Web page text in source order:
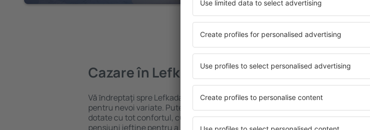
Vedeţi mai multe oferte în
Cazare în Lefkada
Vă ȋndreptaţi spre Lefkada? Găsiți cazare pentru fiecare buget şi
pentru nevoi variate. Puteți beneficia de proprietăți spațioase,
dotate cu tot confortul, cu numeroase facilități, precum și de
pensiuni ieftine pentru a sta câteva zile în timpul unui city break.
ȋn